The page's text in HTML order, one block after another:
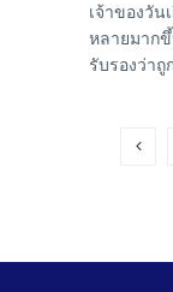
เจ้าของวั
หลายมาก
รับรองว่า